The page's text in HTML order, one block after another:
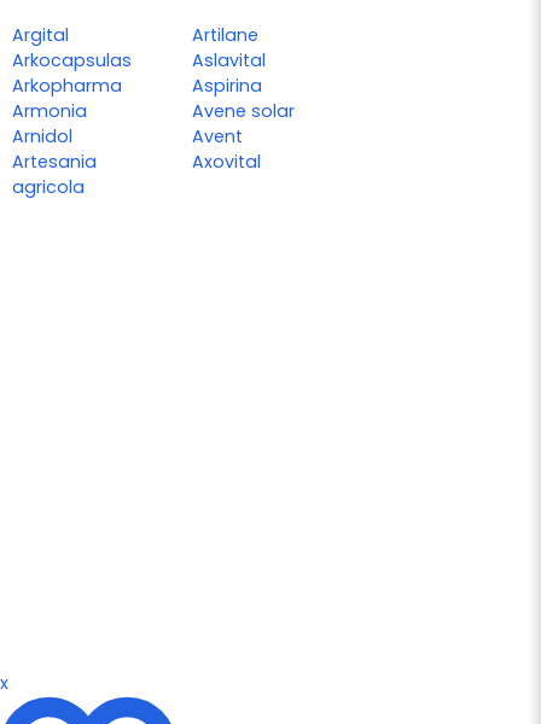
Argital
Arkocapsulas
Arkopharma
Armonia
Arnidol
Artesania
agricola
Artilane
Aslavital
Aspirina
Avene solar
Avent
Axovital
x